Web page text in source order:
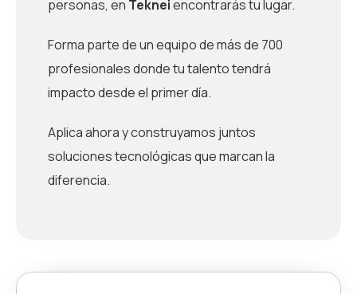
personas, en Tekneiencontrarás tu lugar.
Forma parte de un equipo de más de 700
profesionales donde tu talento tendrá
impacto desde el primer día.
Aplica ahora y construyamos juntos
soluciones tecnológicas que marcan la
diferencia.